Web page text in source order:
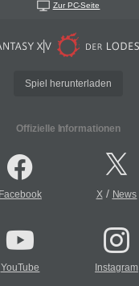
Zur PC-Seite
Spiel herunterladen
Offizielle Informationen
Facebook X/ News
YouTube Instagram